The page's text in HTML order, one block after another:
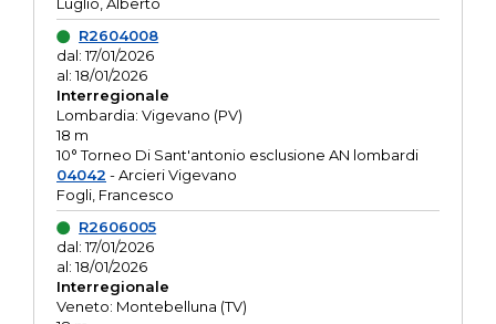
R2604008
dal: 17/01/2026
al: 18/01/2026
Interregionale
Lombardia: Vigevano (PV)
18 m
10° Torneo Di Sant'antonio esclusione AN lombardi
04042 - Arcieri Vigevano
Fogli, Francesco
R2606005
dal: 17/01/2026
al: 18/01/2026
Interregionale
Veneto: Montebelluna (TV)